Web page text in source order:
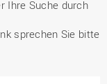
Ihre Suche durch
sprechen Sie bitte